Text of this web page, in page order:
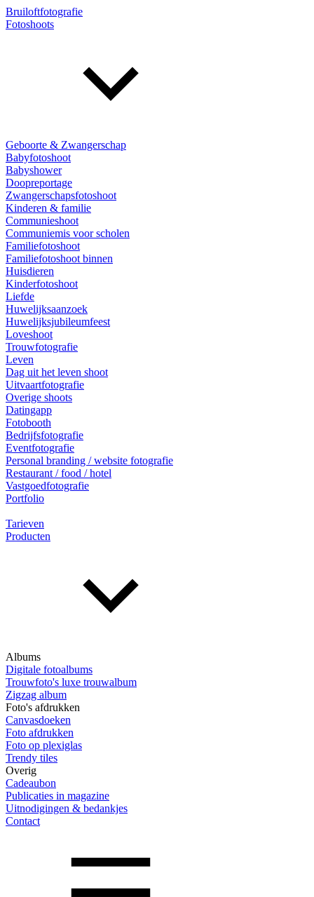
Bruiloftfotografie
Fotoshoots
Geboorte & Zwangerschap
Babyfotoshoot
Babyshower
Doopreportage
Zwangerschapsfotoshoot
Kinderen & familie
Communieshoot
Communiemis voor scholen
Familiefotoshoot
Familiefotoshoot binnen
Huisdieren
Kinderfotoshoot
Liefde
Huwelijksaanzoek
Huwelijksjubileumfeest
Loveshoot
Trouwfotografie
Leven
Dag uit het leven shoot
Uitvaartfotografie
Overige shoots
Datingapp
Fotobooth
Bedrijfsfotografie
Eventfotografie
Personal branding / website fotografie
Restaurant / food / hotel
Vastgoedfotografie
Portfolio
Tarieven
Producten
Albums
Digitale fotoalbums
Trouwfoto's luxe trouwalbum
Zigzag album
Foto's afdrukken
Canvasdoeken
Foto afdrukken
Foto op plexiglas
Trendy tiles
Overig
Cadeaubon
Publicaties in magazine
Uitnodigingen & bedankjes
Contact